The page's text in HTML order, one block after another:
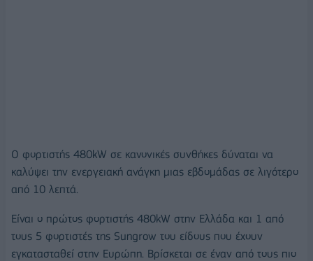
Ο φορτιστής 480kW σε κανονικές συνθήκες δύναται να
καλύψει την ενεργειακή ανάγκη μιας εβδομάδας σε λιγότερο
από 10 λεπτά.
Είναι ο πρώτος φορτιστής 480kW στην Ελλάδα και 1 από
τους 5 φορτιστές της Sungrow του είδους που έχουν
εγκατασταθεί στην Ευρώπη. Βρίσκεται σε έναν από τους πιο